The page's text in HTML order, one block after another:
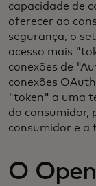
capacidade de
oferecer ao
segurança, o
acesso mais
conexões de
conexões
"token" a uma
do consumidor,
consumidor e a
O